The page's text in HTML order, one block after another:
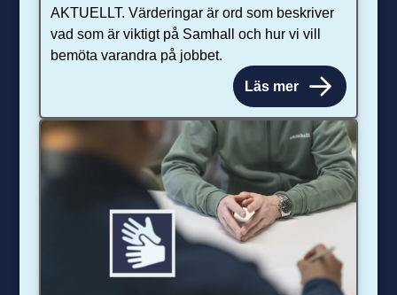
AKTUELLT. Värderingar är ord som beskriver
vad som är viktigt på Samhall och hur vi vill
bemöta varandra på jobbet.
Läs mer